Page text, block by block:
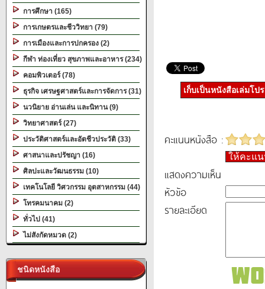
การศึกษา (165)
การเกษตรและชีววิทยา (79)
การเมืองและการปกครอง (2)
กีฬา ท่องเที่ยว สุขภาพและอาหาร (234)
คอมพิวเตอร์ (78)
ธุรกิจ เศรษฐศาสตร์และการจัดการ (31)
นวนิยาย อ่านเล่น และนิทาน (9)
วิทยาศาสตร์ (27)
ประวัติศาสตร์และอัตชีวประวัติ (33)
ศาสนาและปรัชญา (16)
ศิลปะและวัฒนธรรม (10)
เทคโนโลยี วิศวกรรม อุตสาหกรรม (44)
โทรคมนาคม (2)
ทั่วไป (41)
ไม่สังกัดหมวด (2)
ชนิดหนังสือ
เก็บเป็นหนังสือเล่มโป
คะแนนหนังสือ :
ให้คะแ
แสดงความเห็น
หัวข้อ
รายละเอียด